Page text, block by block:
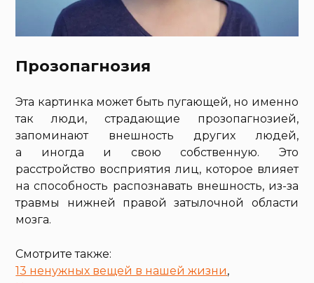
Прозопагнозия
Эта картинка может быть пугающей, но именно
так люди, страдающие прозопагнозией,
запоминают внешность других людей,
а иногда и свою собственную. Это
расстройство восприятия лиц, которое влияет
на способность распознавать внешность, из-за
травмы нижней правой затылочной области
мозга.
Смотрите также:
13 ненужных вещей в нашей жизни,